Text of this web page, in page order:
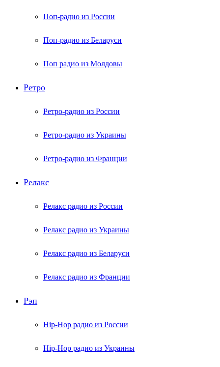
Поп-радио из России
Поп-радио из Беларуси
Поп радио из Молдовы
Ретро
Ретро-радио из России
Ретро-радио из Украины
Ретро-радио из Франции
Релакс
Релакс радио из России
Релакс радио из Украины
Релакс радио из Беларуси
Релакс радио из Франции
Рэп
Hip-Hop радио из России
Hip-Hop радио из Украины